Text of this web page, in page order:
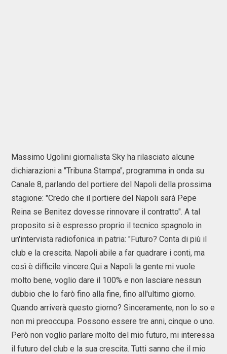
Massimo Ugolini giornalista Sky ha rilasciato alcune
dichiarazioni a "Tribuna Stampa", programma in onda su
Canale 8, parlando del portiere del Napoli della prossima
stagione: "Credo che il portiere del Napoli sarà Pepe
Reina se Benitez dovesse rinnovare il contratto". A tal
proposito si è espresso proprio il tecnico spagnolo in
un'intervista radiofonica in patria: "Futuro? Conta di più il
club e la crescita. Napoli abile a far quadrare i conti, ma
così è difficile vincere.Qui a Napoli la gente mi vuole
molto bene, voglio dare il 100% e non lasciare nessun
dubbio che lo farò fino alla fine, fino all'ultimo giorno.
Quando arriverà questo giorno? Sinceramente, non lo so e
non mi preoccupa. Possono essere tre anni, cinque o uno.
Però non voglio parlare molto del mio futuro, mi interessa
il futuro del club e la sua crescita. Tutti sanno che il mio